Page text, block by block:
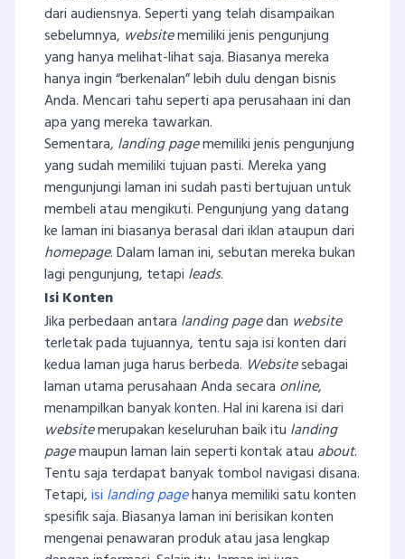
dari audiensnya. Seperti yang telah disampaikan
sebelumnya, websitememiliki jenis pengunjung
yang hanya melihat-lihat saja. Biasanya mereka
hanya ingin “berkenalan” lebih dulu dengan bisnis
Anda. Mencari tahu seperti apa perusahaan ini dan
apa yang mereka tawarkan.
Sementara, landing pagememiliki jenis pengunjung
yang sudah memiliki tujuan pasti. Mereka yang
mengunjungi laman ini sudah pasti bertujuan untuk
membeli atau mengikuti. Pengunjung yang datang
ke laman ini biasanya berasal dari iklan ataupun dari
homepage. Dalam laman ini, sebutan mereka bukan
lagi pengunjung, tetapi leads.
Isi Konten
Jika perbedaan antara landing pagedan website
terletak pada tujuannya, tentu saja isi konten dari
kedua laman juga harus berbeda. Websitesebagai
laman utama perusahaan Anda secara online,
menampilkan banyak konten. Hal ini karena isi dari
websitemerupakan keseluruhan baik itu landing
pagemaupun laman lain seperti kontak atau about.
Tentu saja terdapat banyak tombol navigasi disana.
Tetapi,isi landing pagehanya memiliki satu konten
spesifik saja. Biasanya laman ini berisikan konten
mengenai penawaran produk atau jasa lengkap